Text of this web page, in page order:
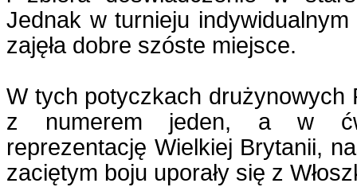
Jednak w turnieju
zajęła dobre szóste miejsce.
W tych potyczkach drużynowych
z numerem jeden, a w
reprezentację Wielkiej Brytanii,
zaciętym boju uporały się z